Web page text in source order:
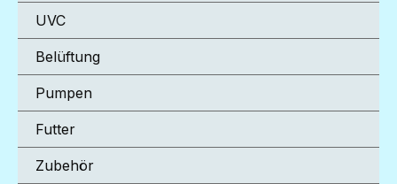
UVC
Belüftung
Pumpen
Futter
Zubehör